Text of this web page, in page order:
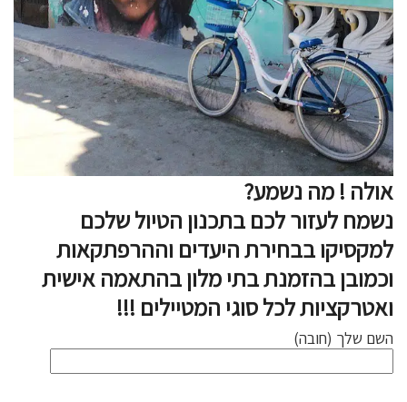
אולה ! מה נשמע?
נשמח לעזור לכם בתכנון הטיול שלכם
למקסיקו בבחירת היעדים וההרפתקאות
וכמובן בהזמנת בתי מלון בהתאמה אישית
ואטרקציות לכל סוגי המטיילים !!!
השם שלך (חובה)